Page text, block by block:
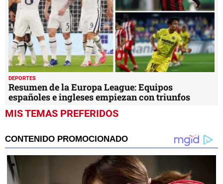
DEPORTES
Resumen de la Europa League: Equipos
españoles e ingleses empiezan con triunfos
MIS TEMAS PREFERIDOS